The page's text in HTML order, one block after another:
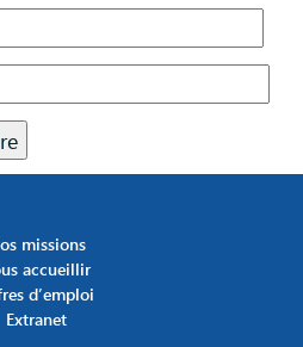
missions
accueillir
d’emploi
Extranet